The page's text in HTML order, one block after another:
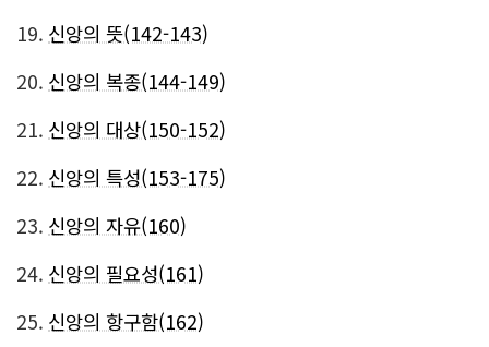
19. 신앙의 뜻(142-143)
20. 신앙의 복종(144-149)
21. 신앙의 대상(150-152)
22. 신앙의 특성(153-175)
23. 신앙의 자유(160)
24. 신앙의 필요성(161)
25. 신앙의 항구함(162)